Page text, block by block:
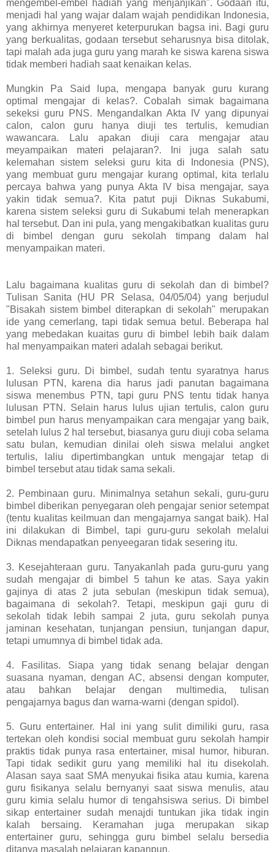
mengembel-embel hadiah yang menjanjikan". Godaan itu,
menjadi hal yang wajar dalam wajah pendidikan Indonesia,
yang akhirnya menyeret keterpurukan bagsa ini. Bagi guru
yang berkualitas, godaan tersebut seharusnya bisa ditolak,
tapi malah ada juga guru yang marah ke siswa karena siswa
tidak memberi hadiah saat kenaikan kelas.
Mungkin Pa Said lupa, mengapa banyak guru kurang
optimal mengajar di kelas?. Cobalah simak bagaimana
sekeksi guru PNS. Mengandalkan Akta IV yang dipunyai
calon, calon guru hanya diuji tes tertulis, kemudian
wawancara. Lalu apakan diuji cara mengajar atau
meyampaikan materi pelajaran?. Ini juga salah satu
kelemahan sistem seleksi guru kita di Indonesia (PNS),
yang membuat guru mengajar kurang optimal, kita terlalu
percaya bahwa yang punya Akta IV bisa mengajar, saya
yakin tidak semua?. Kita patut puji Diknas Sukabumi,
karena sistem seleksi guru di Sukabumi telah menerapkan
hal tersebut. Dan ini pula, yang mengakibatkan kualitas guru
di bimbel dengan guru sekolah timpang dalam hal
menyampaikan materi.
Lalu bagaimana kualitas guru di sekolah dan di bimbel?
Tulisan Sanita (HU PR Selasa, 04/05/04) yang berjudul
"Bisakah sistem bimbel diterapkan di sekolah" merupakan
ide yang cemerlang, tapi tidak semua betul. Beberapa hal
yang mebedakan kuaitas guru di bimbel lebih baik dalam
hal menyampaikan materi adalah sebagai berikut.
1. Seleksi guru. Di bimbel, sudah tentu syaratnya harus
lulusan PTN, karena dia harus jadi panutan bagaimana
siswa menembus PTN, tapi guru PNS tentu tidak hanya
lulusan PTN. Selain harus lulus ujian tertulis, calon guru
bimbel pun harus menyampaikan cara mengajar yang baik,
setelah lulus 2 hal tersebut, biasanya guru diuji coba selama
satu bulan, kemudian dinilai oleh siswa melalui angket
tertulis, laliu dipertimbangkan untuk mengajar tetap di
bimbel tersebut atau tidak sama sekali.
2. Pembinaan guru. Minimalnya setahun sekali, guru-guru
bimbel diberikan penyegaran oleh pengajar senior setempat
(tentu kualitas keilmuan dan mengajarnya sangat baik). Hal
ini dilakukan di Bimbel, tapi guru-guru sekolah melalui
Diknas mendapatkan penyeegaran tidak sesering itu.
3. Kesejahteraan guru. Tanyakanlah pada guru-guru yang
sudah mengajar di bimbel 5 tahun ke atas. Saya yakin
gajinya di atas 2 juta sebulan (meskipun tidak semua),
bagaimana di sekolah?. Tetapi, meskipun gaji guru di
sekolah tidak lebih sampai 2 juta, guru sekolah punya
jaminan kesehatan, tunjangan pensiun, tunjangan dapur,
tetapi umumnya di bimbel tidak ada.
4. Fasilitas. Siapa yang tidak senang belajar dengan
suasana nyaman, dengan AC, absensi dengan komputer,
atau bahkan belajar dengan multimedia, tulisan
pengajarnya bagus dan warna-warni (dengan spidol).
5. Guru entertainer. Hal ini yang sulit dimiliki guru, rasa
tertekan oleh kondisi social membuat guru sekolah hampir
praktis tidak punya rasa entertainer, misal humor, hiburan.
Tapi tidak sedikit guru yang memiliki hal itu disekolah.
Alasan saya saat SMA menyukai fisika atau kumia, karena
guru fisikanya selalu bernyanyi saat siswa menulis, atau
guru kimia selalu humor di tengahsiswa serius. Di bimbel
sikap entertainer sudah menajdi tuntukan jika tidak ingin
kalah bersaing. Keramahan juga merupakan sikap
entertainer guru, sehingga guru bimbel selalu bersedia
ditanya masalah pelajaran kapanpun.